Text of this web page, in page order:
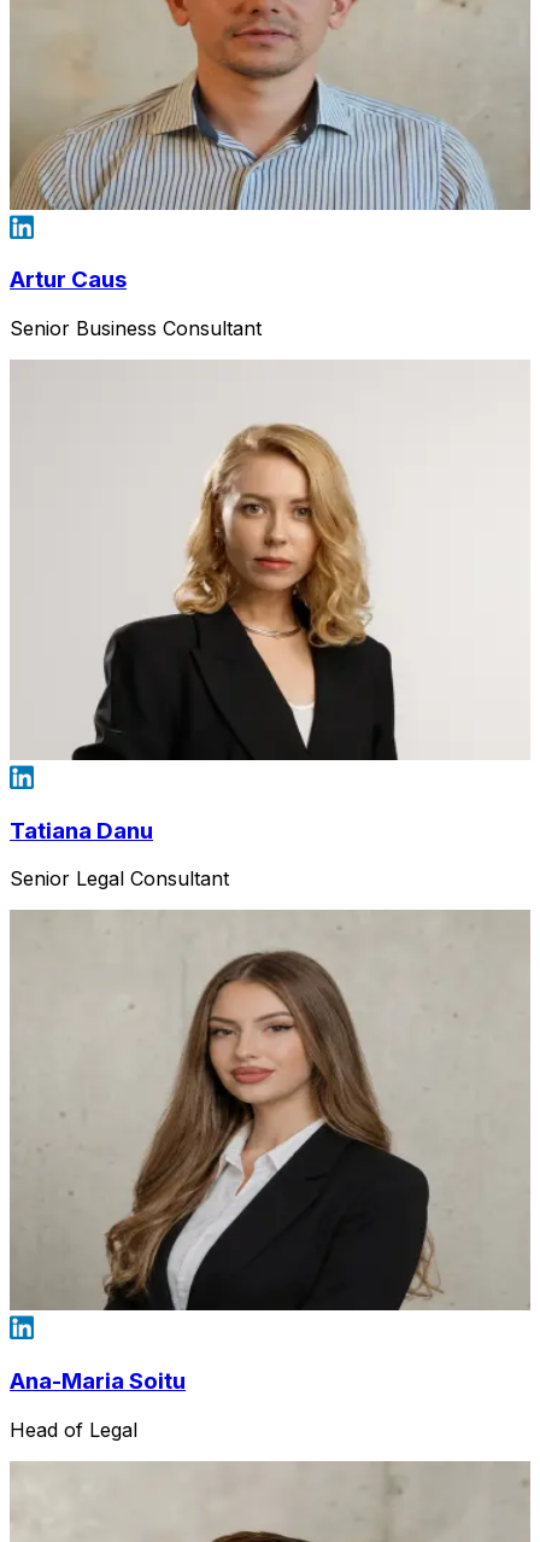
Artur Caus
Senior Business Consultant
Tatiana Danu
Senior Legal Consultant
Ana-Maria Soitu
Head of Legal